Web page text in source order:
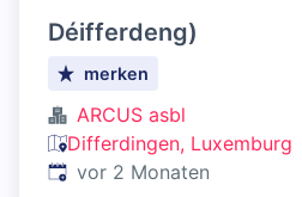
Déifferdeng)
merken
ARCUS asbl
Differdingen, Luxemburg
Veröffentlicht:
vor 2 Monaten